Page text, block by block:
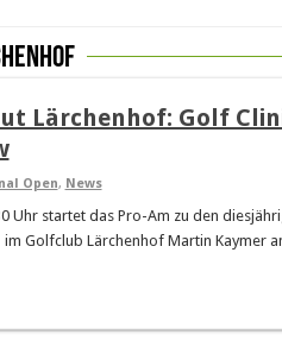
Lärchenhof: Golf
Open, News
Uhr startet das Pro-Am zu den
im Golfclub Lärchenhof Martin Kaymer